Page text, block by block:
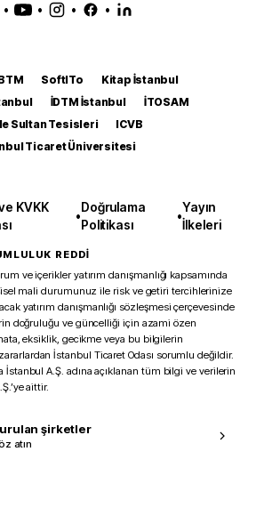
• • • •
SoftITo
Kitap İstanbul
İDTM İstanbul
İTOSAM
Sultan Tesisleri
ICVB
Ticaret Üniversitesi
KVKK
•
Doğrulama
Politikası
•
Yayın
İlkeleri
REDDİ
ve içerikler yatırım danışmanlığı kapsamında
mali durumunuz ile risk ve getiri tercihlerinize
yatırım danışmanlığı sözleşmesi çerçevesinde
doğruluğu ve güncelliği için azami özen
eksiklik, gecikme veya bu bilgilerin
İstanbul Ticaret Odası sorumlu değildir.
İstanbul A.Ş. adına açıklanan tüm bilgi ve verilerin
aittir.
şirketler
atın